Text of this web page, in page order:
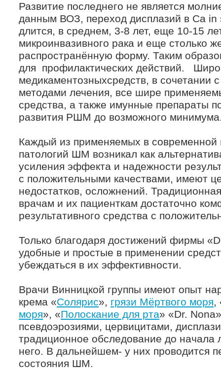
Развитие последнего не является
данным ВОЗ, переход дисплазий в Са
длится, в среднем, 3-8 лет, еще 10-15
микроинвазивного рака и еще столько
распространённую форму. Таким
для профилактических действий.
медикаментозныхсредств, в сочетании
методами лечения, все шире
средства, а также имунные препараты
развития РШМ до возможного
Каждый из применяемых в современной
патологий ШМ возникал как
усиления эффекта и надежности
с положительными качествами, имеют
недостатков, осложнений.
врачам и их пациенткам достаточно
результативного средства с
Только благодаря достижений фирмы
удобные и простые в применении
убеждаться в их эффективности.
Врачи Винницкой группы имеют опыт
крема «Солярис», грязи Мёртвого моря,
моря», «Полоскание для рта» «Dr.
псевдоэрозиями, цервицитами,
традиционное обследование до начала
него. В дальнейшем- у них проводится
состояния ШМ.